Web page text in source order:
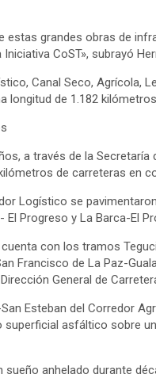
estas grandes obras de
CoST», subrayó
Canal Seco, Agrícola,
longitud de 1.182
a través de la
de carreteras en
Logístico se
El Progreso y La Barca-El
con los tramos
Francisco de La Paz-
General de
Esteban del Corredor
superficial asfáltico sobre
sueño anhelado durante